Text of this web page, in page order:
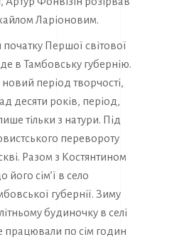
Ларіоновим.
Першої світової
в Тамбовську губернію.
період творчості,
десяти років, період,
тільки з натури. Під
перевороту
Разом з Костянтином
сім’ї в село
губернії. Зиму
будиночку в селі
працювали по сім годин